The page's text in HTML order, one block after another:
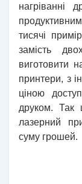
нагріванні
тисячі
замість
виготовити
принтери, з
ціною
друком. Так
лазерний
суму грошей.